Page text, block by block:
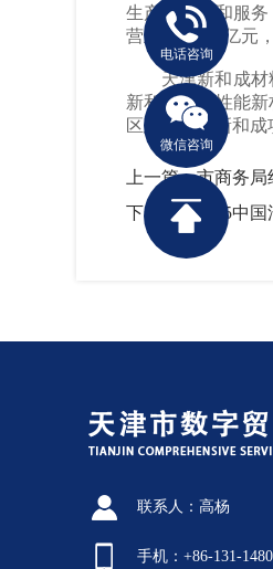
生产、销售和服
营业收入216亿元
天津新和成
新和成在高性能
区建设天津新和成
上一篇：市商务
下一篇：2025中
联系人：高杨
手机：+86-131-
电话咨询
微信咨询